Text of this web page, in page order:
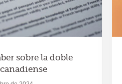
sobre la doble